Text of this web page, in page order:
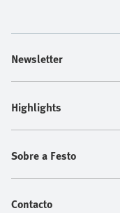
Newsletter
Highlights
Sobre a Festo
Contacto